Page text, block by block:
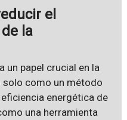
el
la
un papel crucial en la
como un método
energética de
una herramienta